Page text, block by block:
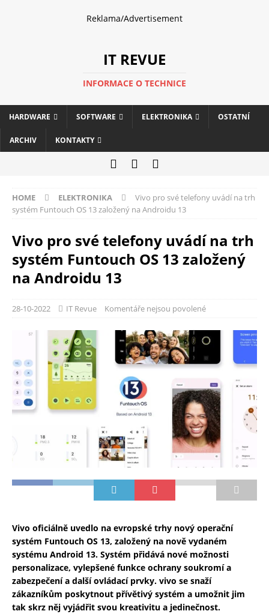
Reklama/Advertisement
IT REVUE
INFORMACE O TECHNICE
HARDWARE SOFTWARE ELEKTRONIKA OSTATNÍ
ARCHIV KONTAKTY
HOME ELEKTRONIKA
Vivo pro své telefony uvádí na trh
systém Funtouch OS 13 založený na Androidu 13
Vivo pro své telefony uvádí na trh
systém Funtouch OS 13 založený
na Androidu 13
28-10-2022 IT Revue Komentáře nejsou povolené
Vivo oficiálně uvedlo na evropské trhy nový operační
systém Funtouch OS 13, založený na nově vydaném
systému Android 13. Systém přidává nové možnosti
personalizace, vylepšené funkce ochrany soukromí a
zabezpečení a další ovládací prvky. vivo se snaží
zákazníkům poskytnout přívětivý systém a umožnit jim
tak skrz něj vyjádřit svou kreativitu a jedinečnost.